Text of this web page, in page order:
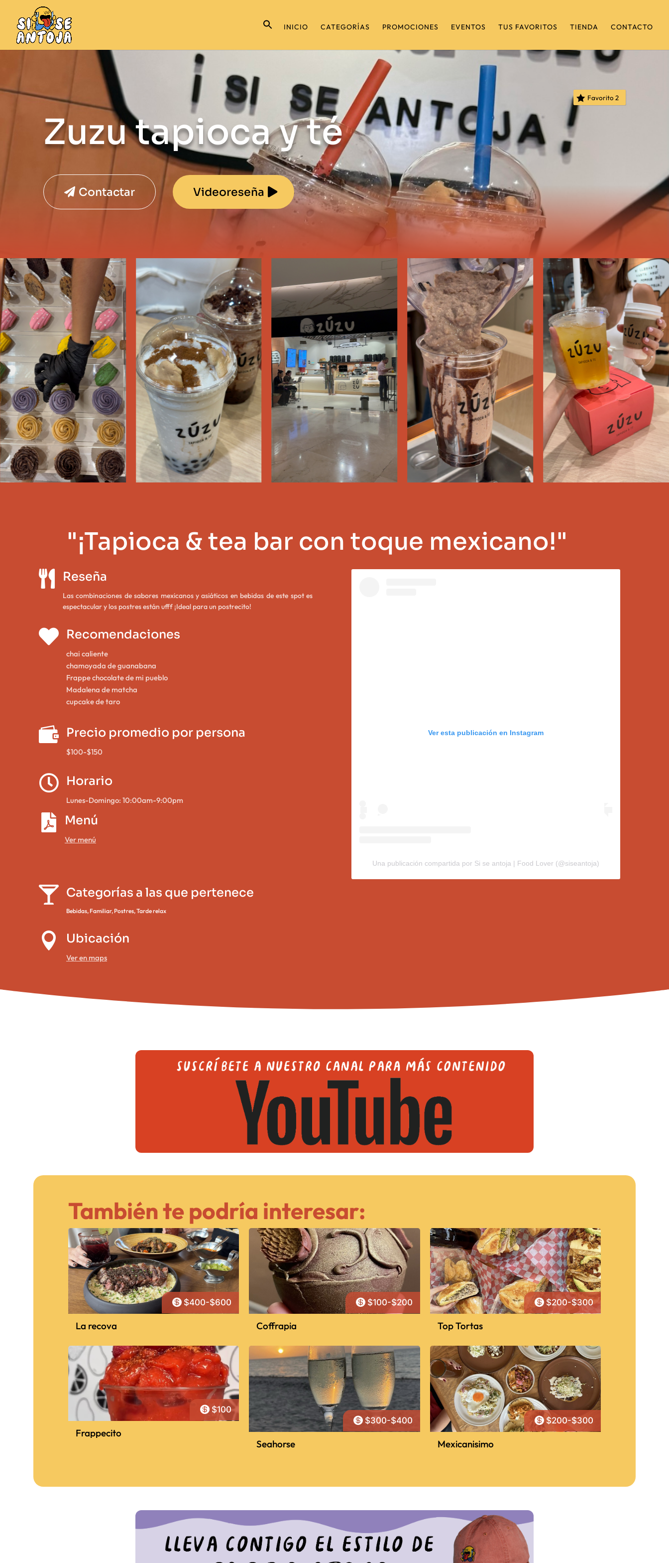
INICIO CATEGORÍAS PROMOCIONES EVENTOS TUS FAVORITOS TIENDA CONTACTO
Zuzu tapioca y té
Favorito 2
Contactar Videoreseña
"¡Tapioca & tea bar con toque mexicano!"
 Reseña
Las combinaciones de sabores mexicanos y asiáticos en bebidas de este spot es
espectacular y los postres están ufff ¡Ideal para un postrecito!
 Recomendaciones
chai caliente
chamoyada de guanabana
Frappe chocolate de mi pueblo
Madalena de matcha
cupcake de taro
 Precio promedio por persona
$100-$150
 Horario
Lunes-Domingo: 10:00am-9:00pm
 Menú
Ver menú
 Categorías a las que pertenece
Bebidas, Familiar, Postres,Tarde relax
 Ubicación
Ver en maps
Ver esta publicación en Instagram
Una publicación compartida por Si se antoja | Food Lover (@siseantoja)
También te podría interesar:
 $400-$600
La recova
 $100-$200
Coffrapia
 $200-$300
Top Tortas
 $100
Frappecito
 $300-$400
Seahorse
 $200-$300
Mexicanisimo